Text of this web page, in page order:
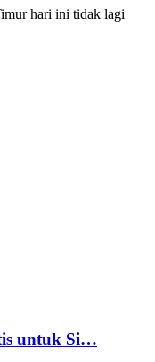
hari ini tidak lagi
untuk Si…